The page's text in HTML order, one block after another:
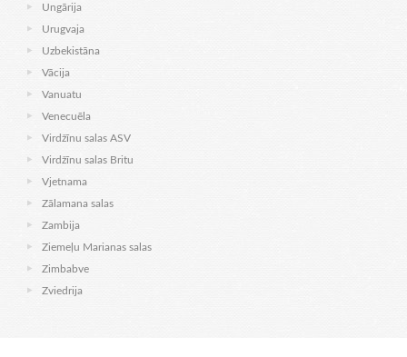
Ungārija
Urugvaja
Uzbekistāna
Vācija
Vanuatu
Venecuēla
Virdžīnu salas ASV
Virdžīnu salas Britu
Vjetnama
Zālamana salas
Zambija
Ziemeļu Marianas salas
Zimbabve
Zviedrija